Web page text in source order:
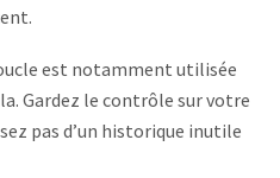
est notamment utilisée
Gardez le contrôle sur votre
pas d’un historique inutile